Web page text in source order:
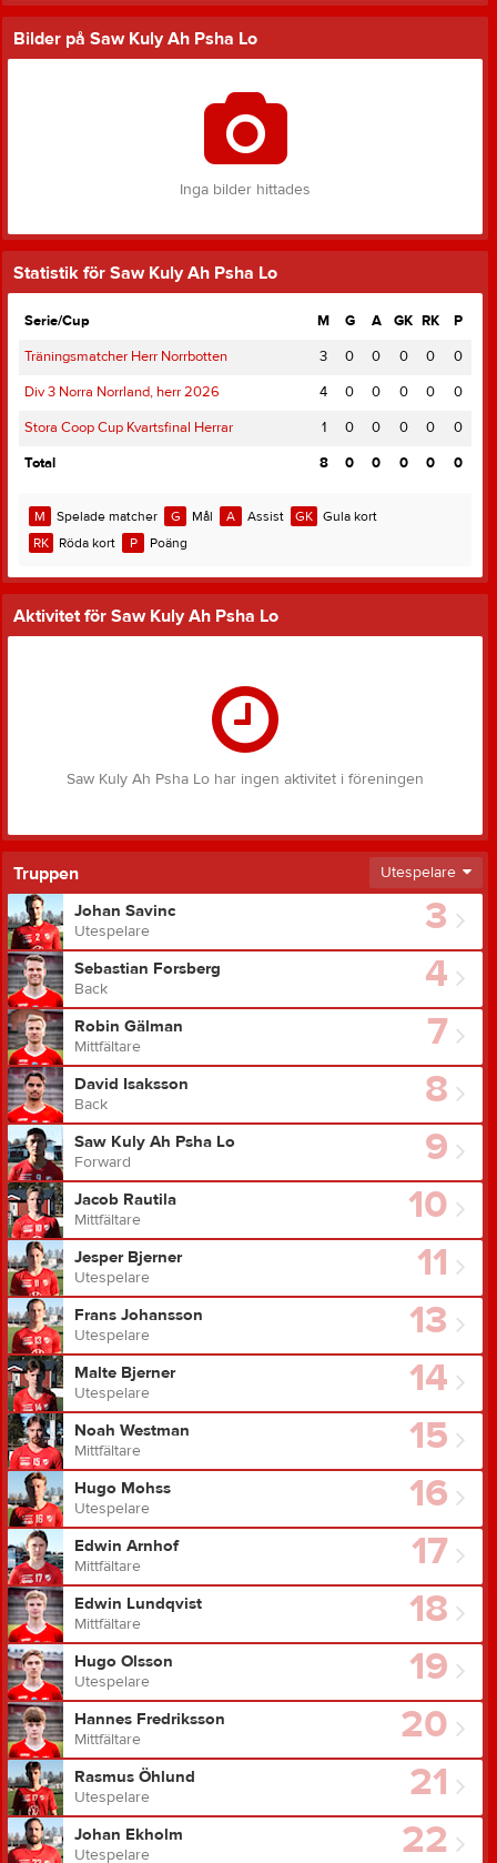
Bilder på Saw Kuly Ah Psha Lo
Inga bilder hittades
Statistik för Saw Kuly Ah Psha Lo
Serie/Cup M G A GK RK
P
Träningsmatcher Herr Norrbotten
3 0 0 0 0
0
Div 3 Norra Norrland, herr 2026
4 0 0 0 0
0
Stora Coop Cup Kvartsfinal Herrar
1 0 0 0 0
0
Total
8 0 0 0 0 0
M Spelade matcher G Mål A Assist GK Gula kort
RK
Röda kort P Poäng
Aktivitet för Saw Kuly Ah Psha Lo
Saw Kuly Ah Psha Lo har ingen aktivitet i föreningen
Truppen Utespelare
3
Johan Savinc
Utespelare
4
Sebastian Forsberg
Back
7
Robin Gälman
Mittfältare
8
David Isaksson
Back
9
Saw Kuly Ah Psha Lo
Forward
10
Jacob Rautila
Mittfältare
11
Jesper Bjerner
Utespelare
13
Frans Johansson
Utespelare
14
Malte Bjerner
Utespelare
15
Noah Westman
Mittfältare
16
Hugo Mohss
Utespelare
17
Edwin Arnhof
Mittfältare
18
Edwin Lundqvist
Mittfältare
19
Hugo Olsson
Utespelare
20
Hannes Fredriksson
Mittfältare
21
Rasmus Öhlund
Utespelare
22
Johan Ekholm
Utespelare